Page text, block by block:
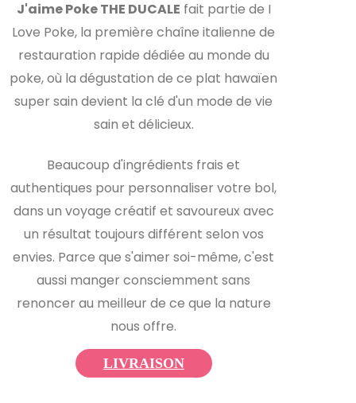
J'aime Poke THE DUCALE fait partie de I
Love Poke, la première chaîne italienne de
restauration rapide dédiée au monde du
poke, où la dégustation de ce plat hawaïen
super sain devient la clé d'un mode de vie
sain et délicieux.
Beaucoup d'ingrédients frais et
authentiques pour personnaliser votre bol,
dans un voyage créatif et savoureux avec
un résultat toujours différent selon vos
envies. Parce que s'aimer soi-même, c'est
aussi manger consciemment sans
renoncer au meilleur de ce que la nature
nous offre.
LIVRAISON